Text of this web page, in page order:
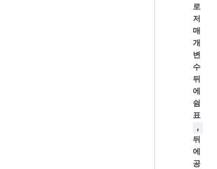
로
저
매
개
변
수
뒤
에
쉼
표
,
뒤
에
공